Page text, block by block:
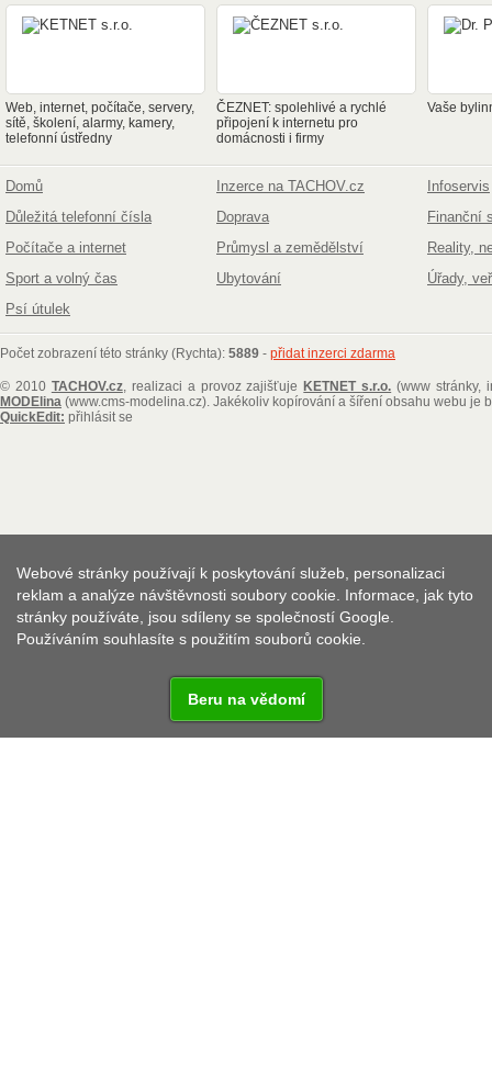
Web, internet, počítače, servery,
sítě, školení, alarmy, kamery,
telefonní ústředny
ČEZNET: spolehlivé a rychlé
připojení k internetu pro
domácnosti i firmy
Vaše
Domů Inzerce na TACHOV.cz
Infoservis
Důležitá telefonní čísla
Doprava
Finanční
Počítače a internet
Průmysl a zemědělství
Reality,
Sport a volný čas
Ubytování
Úřady,
Psí útulek
Počet zobrazení této stránky (Rychta): 5889 - přidat inzerci zdarma
© 2010 TACHOV.cz, realizaci a provoz zajišťuje KETNET s.r.o. (www stránky,
MODElina (www.cms-modelina.cz). Jakékoliv kopírování a šíření obsahu webu je
QuickEdit: přihlásit se
Webové stránky používají k poskytování služeb, personalizaci
reklam a analýze návštěvnosti soubory cookie. Informace, jak tyto
stránky používáte, jsou sdíleny se společností Google.
Používáním souhlasíte s použitím souborů cookie.
Beru na vědomí